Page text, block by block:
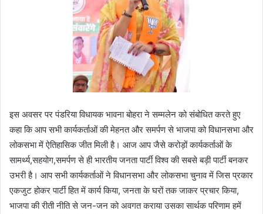
इस अवसर पर पंडरिया विधायक भावना बोहरा ने सम्मलेन को संबोधित करते हुए
कहा कि आप सभी कार्यकर्ताओं की मेहनत और समर्पण से भाजपा को विधानसभा और
लोकसभा में ऐतिहासिक जीत मिली है। आज आप जैसे करोड़ों कार्यकर्ताओं के
सामर्थ्य,सहयोग,समर्पण से ही भारतीय जनता पार्टी विश्व की सबसे बड़ी पार्टी बनकर
उभरी है। आप सभी कार्यकर्ताओं ने विधानसभा और लोकसभा चुनाव में जिस प्रकार
एकजुट होकर पार्टी हित में कार्य किया, जनता के घरों तक जाकर प्रचार किया,
भाजपा की रीती नीति से जन-जन को अवगत कराया उसका सार्थक परिणाम हमें